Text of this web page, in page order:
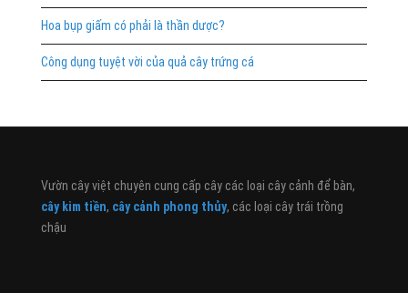
Hoa bụp giấm có phải là thần dược?
Công dụng tuyệt vời của quả cây trứng cá
Vườn cây việt chuyên cung cấp cây các loại cây cảnh để bàn,
cây kim tiền, cây cảnh phong thủy, các loại cây trái trồng
chậu